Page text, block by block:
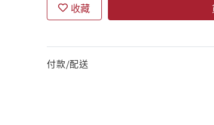
收藏
付款/配送